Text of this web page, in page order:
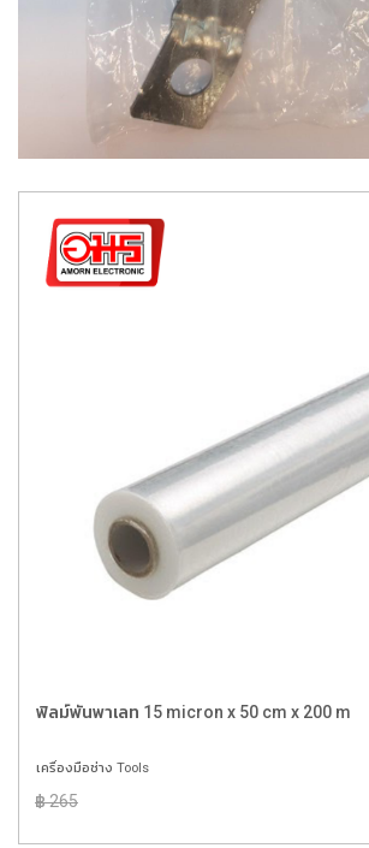
ฟิลม์พันพาเลท 15 micron x 50 cm x 200 m
เครื่องมือช่าง Tools
฿ 265